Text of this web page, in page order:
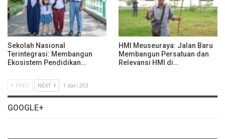
Sekolah Nasional
Terintegrasi: Membangun
Ekosistem Pendidikan…
HMI Meuseuraya: Jalan Baru
Membangun Persatuan dan
Relevansi HMI di…
PREV NEXT 1 dari 203
GOOGLE+